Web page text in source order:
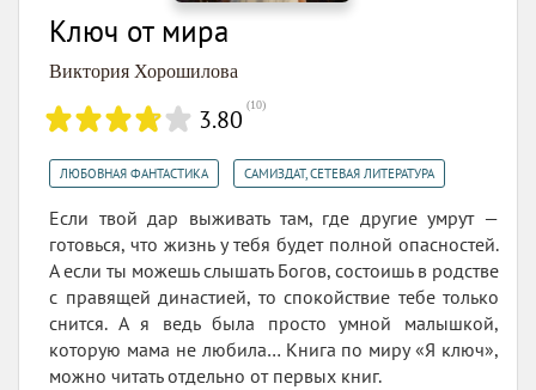
Ключ от мира
Виктория Хорошилова
3.80 (10)
ЛЮБОВНАЯ ФАНТАСТИКА САМИЗДАТ, СЕТЕВАЯ ЛИТЕРАТУРА
Если твой дар выживать там, где другие умрут —
готовься, что жизнь у тебя будет полной опасностей.
А если ты можешь слышать Богов, состоишь в родстве
с правящей династией, то спокойствие тебе только
снится. А я ведь была просто умной малышкой,
которую мама не любила… Книга по миру «Я ключ»,
можно читать отдельно от первых книг.